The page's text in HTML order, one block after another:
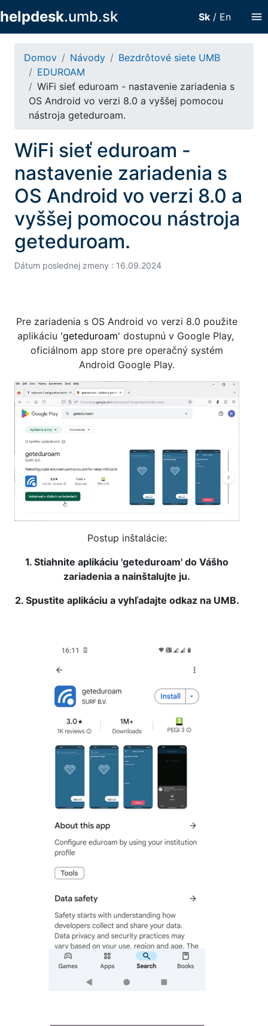
menu
helpdesk.umb.sk Sk / En
Domov Návody
Bezdrôtové siete UMB
EDUROAM
WiFi sieť eduroam - nastavenie zariadenia s
OS Android vo verzi 8.0 a vyššej pomocou
nástroja geteduroam.
WiFi sieť eduroam -
nastavenie zariadenia s
OS Android vo verzi 8.0 a
vyššej pomocou nástroja
geteduroam.
Dátum poslednej zmeny : 16.09.2024
Pre zariadenia s OS Android vo verzi 8.0 použite
aplikáciu 'geteduroam' dostupnú v Google Play,
oficiálnom app store pre operačný systém
Android Google Play.
Postup inštalácie:
1. Stiahnite aplikáciu 'geteduroam' do Vášho
zariadenia a nainštalujte ju.
2. Spustite aplikáciu a vyhľadajte odkaz na UMB.